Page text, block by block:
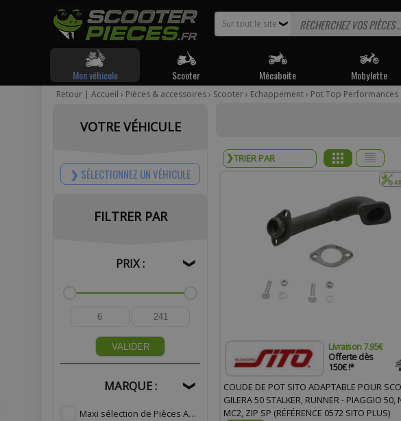
❯
Sur tout le site
Mon véhicule Scooter Mécaboite Mobylette
Retour | Accueil › Pièces & accessoires› Scooter› Echappement› Pot Top Performances
Livraison 7.95€
Offerte dès
150€ !*
COUDE DE POT SITO ADAPTABLE POUR
GILERA 50 STALKER, RUNNER - PIAGGIO 50,
MC2, ZIP SP (RÉFÉRENCE 0572 SITO PLUS)
VOTRE VÉHICULE
SÉLECTIONNEZ UN VÉHICULE
FILTRER PAR
PRIX : ❯
VALIDER
MARQUE : ❯
Maxi sélection de Pièces Adaptables
(2)
Pour être informé sur la
* Email :
Téléphone :
Commentaire :